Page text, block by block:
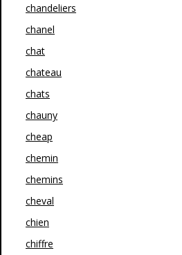
chandeliers
chanel
chat
chateau
chats
chauny
cheap
chemin
chemins
cheval
chien
chiffre